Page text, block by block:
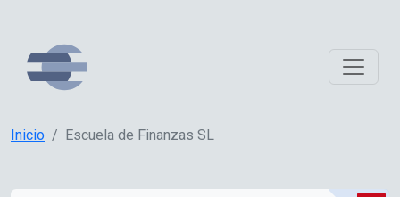
Inicio Escuela de Finanzas SL